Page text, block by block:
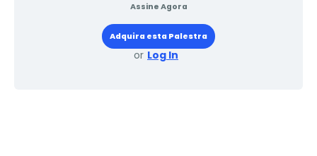
Assine Agora
Adquira esta Palestra
or Log In